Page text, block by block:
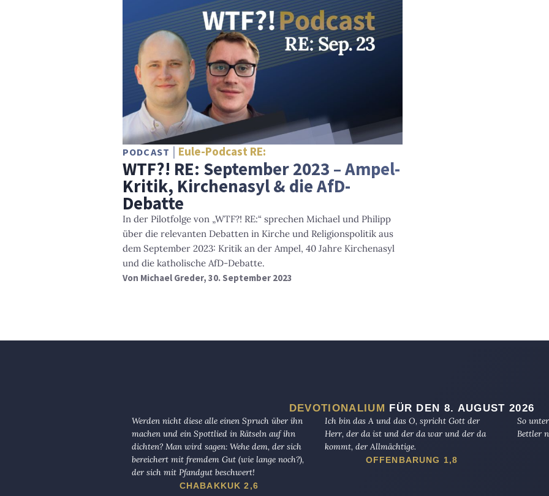
PODCAST Eule-Podcast RE:
WTF?! RE: September 2023 – Ampel-
Kritik, Kirchenasyl & die AfD-
Debatte
In der Pilotfolge von „WTF?! RE:“ sprechen Michael und Philipp
über die relevanten Debatten in Kirche und Religionspolitik aus
dem September 2023: Kritik an der Ampel, 40 Jahre Kirchenasyl
und die katholische AfD-Debatte.
Von Michael Greder, 30. September 2023
DEVOTIONALIUM FÜR DEN 8. AUGUST 2026
Werden nicht diese alle einen Spruch über ihn
machen und ein Spottlied in Rätseln auf ihn
dichten? Man wird sagen: Wehe dem, der sich
bereichert mit fremdem Gut (wie lange noch?),
der sich mit Pfandgut beschwert!
CHABAKKUK 2,6
Ich bin das A und das O, spricht Gott der
Herr, der da ist und der da war und der da
kommt, der Allmächtige.
OFFENBARUNG 1,8
So
Bettler